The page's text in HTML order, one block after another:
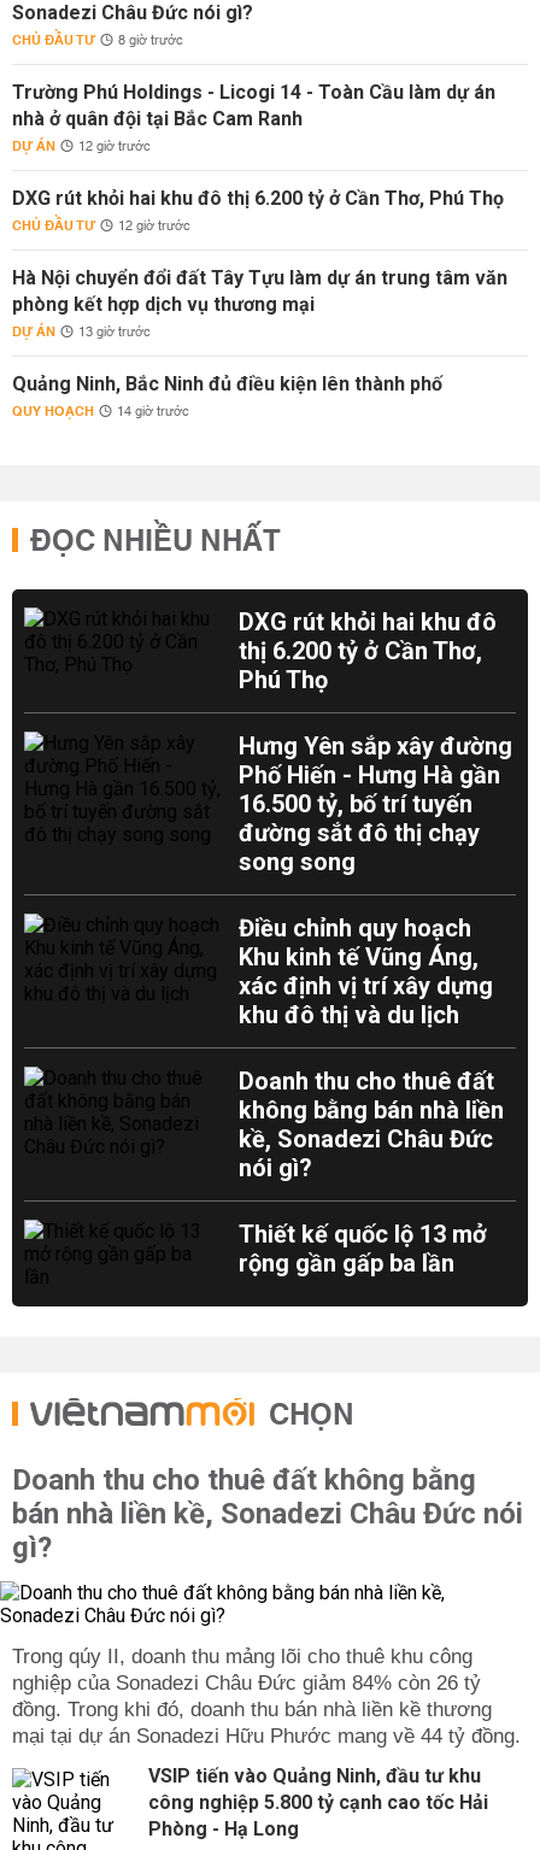
Sonadezi Châu Đức nói gì?
CHỦ ĐẦU TƯ 8 giờ trước
Trường Phú Holdings - Licogi 14 - Toàn Cầu làm dự án
nhà ở quân đội tại Bắc Cam Ranh
DỰ ÁN 12 giờ trước
DXG rút khỏi hai khu đô thị 6.200 tỷ ở Cần Thơ, Phú Thọ
CHỦ ĐẦU TƯ 12 giờ trước
Hà Nội chuyển đổi đất Tây Tựu làm dự án trung tâm văn
phòng kết hợp dịch vụ thương mại
DỰ ÁN 13 giờ trước
Quảng Ninh, Bắc Ninh đủ điều kiện lên thành phố
QUY HOẠCH 14 giờ trước
ĐỌC NHIỀU NHẤT
DXG rút khỏi hai khu đô
thị 6.200 tỷ ở Cần Thơ,
Phú Thọ
Hưng Yên sắp xây đường
Phố Hiến - Hưng Hà gần
16.500 tỷ, bố trí tuyến
đường sắt đô thị chạy
song song
Điều chỉnh quy hoạch
Khu kinh tế Vũng Áng,
xác định vị trí xây dựng
khu đô thị và du lịch
Doanh thu cho thuê đất
không bằng bán nhà liền
kề, Sonadezi Châu Đức
nói gì?
Thiết kế quốc lộ 13 mở
rộng gần gấp ba lần
CHỌN
Doanh thu cho thuê đất không bằng
bán nhà liền kề, Sonadezi Châu Đức nói
gì?
Trong qúy II, doanh thu mảng lõi cho thuê khu công
nghiệp của Sonadezi Châu Đức giảm 84% còn 26 tỷ
đồng. Trong khi đó, doanh thu bán nhà liền kề thương
mại tại dự án Sonadezi Hữu Phước mang về 44 tỷ đồng.
VSIP tiến vào Quảng Ninh, đầu tư khu
công nghiệp 5.800 tỷ cạnh cao tốc Hải
Phòng - Hạ Long